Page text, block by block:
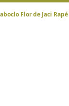
Flor de Jaci Rapé